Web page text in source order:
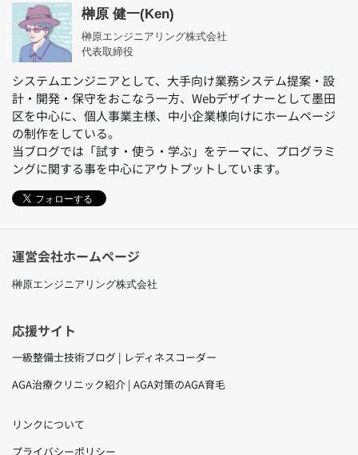
榊原 健一(Ken)
榊原エンジニアリング株式会社
代表取締役
システムエンジニアとして、大手向け業務システム提案・設
計・開発・保守をおこなう一方、Webデザイナーとして墨田
区を中心に、個人事業主様、中小企業様向けにホームページ
の制作をしている。
当ブログでは「試す・使う・学ぶ」をテーマに、プログラミ
ングに関する事を中心にアウトプットしています。
フォローする
運営会社ホームページ
榊原エンジニアリング株式会社
応援サイト
一級整備士技術ブログ | レディネスコーダー
AGA治療クリニック紹介 | AGA対策のAGA育毛
リンクについて
プライバシーポリシー